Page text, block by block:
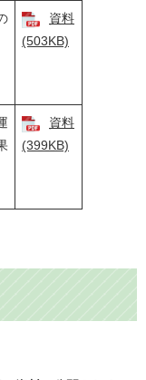
資料
(503KB)
資料
(399KB)